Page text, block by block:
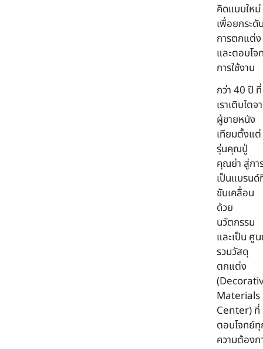
คิดแบบใหม่
เพื่อยกระดั
การตกแต่ง
และตอบโจ
การใช้งาน
กว่า 40 ปี ที่
เราเติบโตจ
ผู้ขายหนัง
เทียมตั้งแต่
รุ่นคุณปู่
คุณย่า สู่กา
เป็นแบรนด์
ขับเคลื่อน
ด้วย
นวัตกรรม
และเป็น ศู
รวมวัสดุ
ตกแต่ง
Materials
Center) ที่
ตอบโจทย์
ความต้องก